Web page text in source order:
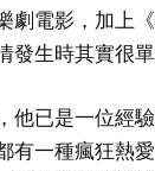
劇電影，加上
發生時其實很
他已是一位經
有一種瘋狂熱